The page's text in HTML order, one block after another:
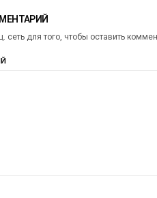
сеть для того, чтобы оставить